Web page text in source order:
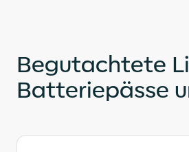
Begutachtete
Batteriepässe